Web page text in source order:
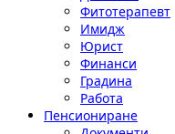
Фитотерапевт
Имидж
Юрист
Финанси
Градина
Работа
Пенсиониране